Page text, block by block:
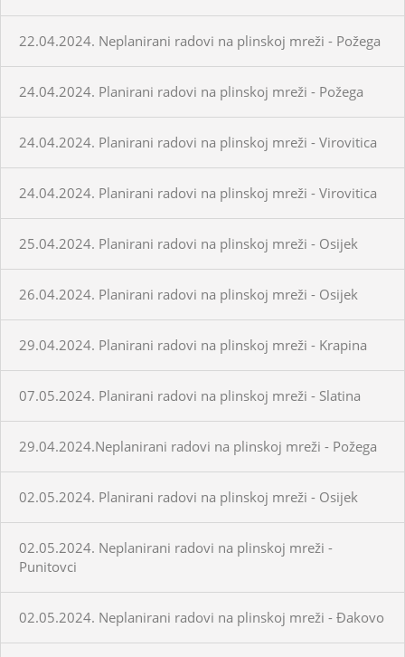
22.04.2024. Neplanirani radovi na plinskoj mreži - Požega
24.04.2024. Planirani radovi na plinskoj mreži - Požega
24.04.2024. Planirani radovi na plinskoj mreži - Virovitica
24.04.2024. Planirani radovi na plinskoj mreži - Virovitica
25.04.2024. Planirani radovi na plinskoj mreži - Osijek
26.04.2024. Planirani radovi na plinskoj mreži - Osijek
29.04.2024. Planirani radovi na plinskoj mreži - Krapina
07.05.2024. Planirani radovi na plinskoj mreži - Slatina
29.04.2024.Neplanirani radovi na plinskoj mreži - Požega
02.05.2024. Planirani radovi na plinskoj mreži - Osijek
02.05.2024. Neplanirani radovi na plinskoj mreži -
Punitovci
02.05.2024. Neplanirani radovi na plinskoj mreži - Đakovo